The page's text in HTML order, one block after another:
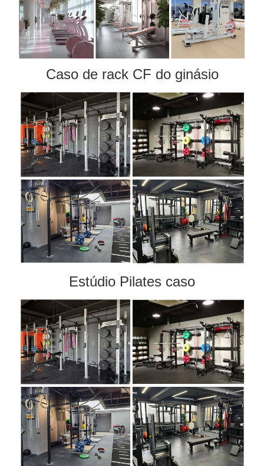
Caso de rack CF do ginásio
Estúdio Pilates caso